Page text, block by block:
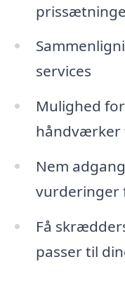
services
Mulighed
håndværker
Nem
vurderinger
Få
passer til